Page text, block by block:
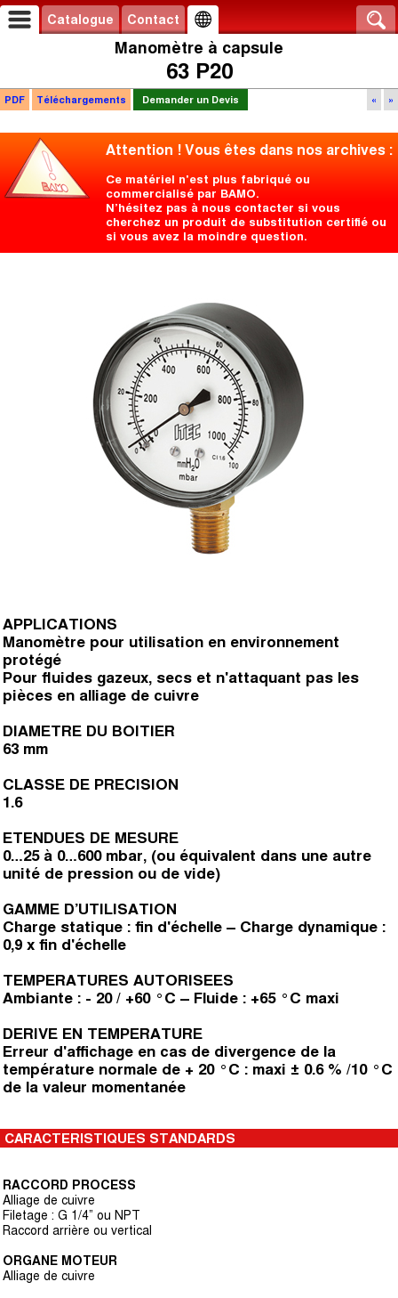
Catalogue Contact
Manomètre à capsule
63 P20
« »
PDF Téléchargements Demander un Devis
Attention ! Vous êtes dans nos archives :
Ce matériel n'est plus fabriqué ou
commercialisé par BAMO.
N’hésitez pas à nous contacter si vous
cherchez un produit de substitution certifié ou
si vous avez la moindre question.
APPLICATIONS
Manomètre pour utilisation en environnement
protégé
Pour fluides gazeux, secs et n'attaquant pas les
pièces en alliage de cuivre
DIAMETRE DU BOITIER
63 mm
CLASSE DE PRECISION
1.6
ETENDUES DE MESURE
0…25 à 0…600 mbar, (ou équivalent dans une autre
unité de pression ou de vide)
GAMME D’UTILISATION
Charge statique : fin d'échelle – Charge dynamique :
0,9 x fin d'échelle
TEMPERATURES AUTORISEES
Ambiante : - 20 / +60 °C – Fluide : +65 °C maxi
DERIVE EN TEMPERATURE
Erreur d'affichage en cas de divergence de la
température normale de + 20 °C : maxi ± 0.6 % /10 °C
de la valeur momentanée
CARACTERISTIQUES STANDARDS
RACCORD PROCESS
Alliage de cuivre
Filetage : G 1/4” ou NPT
Raccord arrière ou vertical
ORGANE MOTEUR
Alliage de cuivre